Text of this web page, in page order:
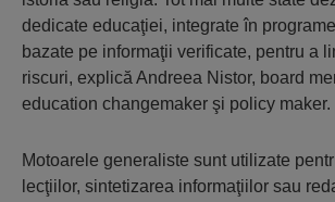
dedicate educaţiei, integrate în
bazate pe informaţii verificate, pentru a
riscuri, explică Andreea Nistor, board
education changemaker şi policy maker.
Motoarele generaliste sunt utilizate
lecţiilor, sintetizarea informaţiilor sau